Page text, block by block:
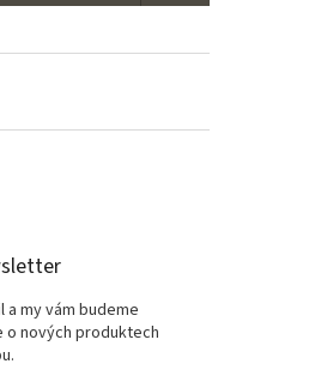
a my vám budeme
o nových produktech